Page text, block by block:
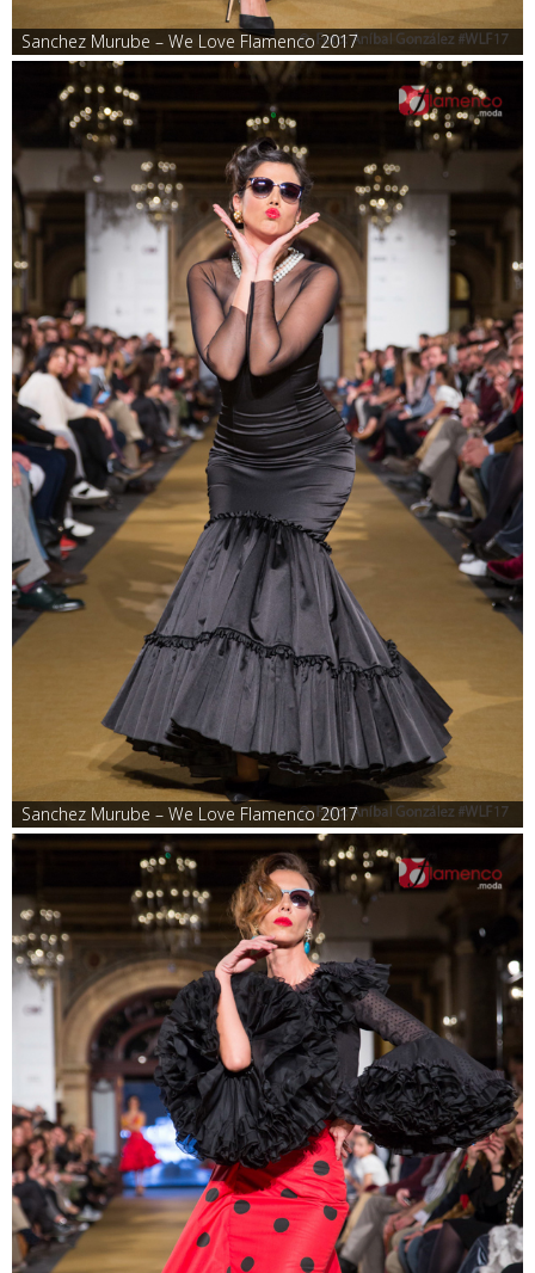
Sanchez Murube – We Love Flamenco 2017
Sanchez Murube – We Love Flamenco 2017